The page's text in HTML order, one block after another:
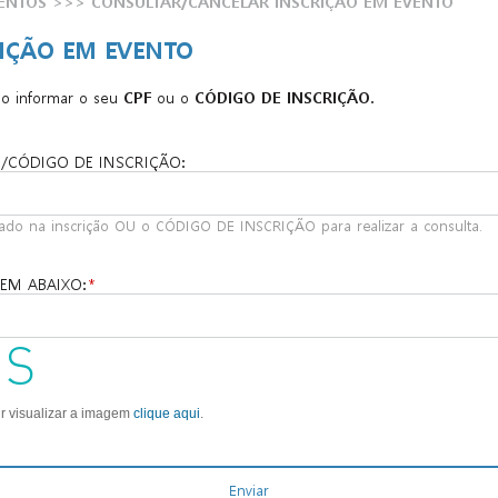
EM EVENTO
informar o seu CPFou o CÓDIGO DE INSCRIÇÃO.
CÓDIGO DE INSCRIÇÃO:
na inscrição OU o CÓDIGO DE INSCRIÇÃO para realizar a consulta.
ABAIXO: